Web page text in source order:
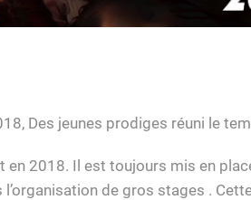
Des jeunes prodiges réuni le
en 2018. Il est toujours mis en
de gros stages .